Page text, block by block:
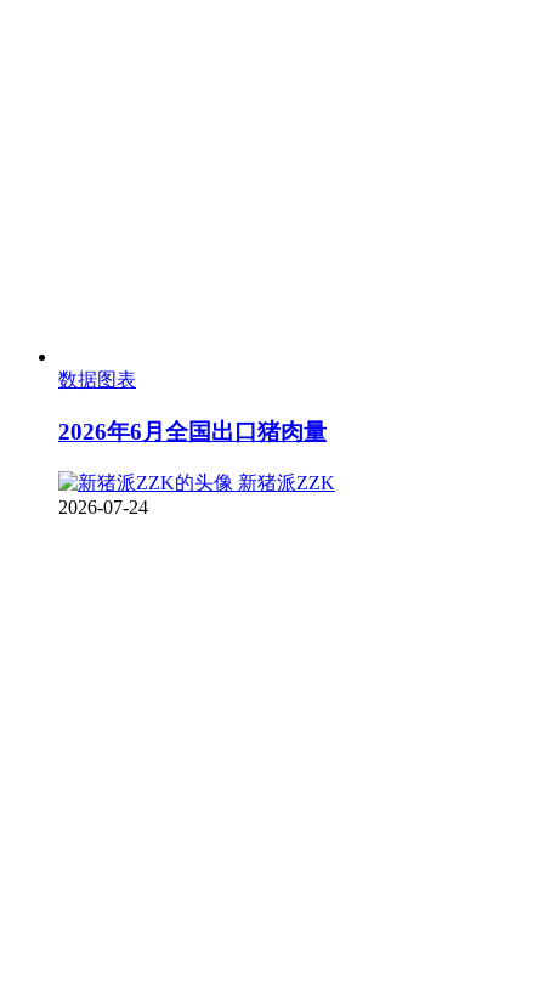
数据图表
2026年6月全国出口猪肉量
新猪派ZZK
2026-07-24